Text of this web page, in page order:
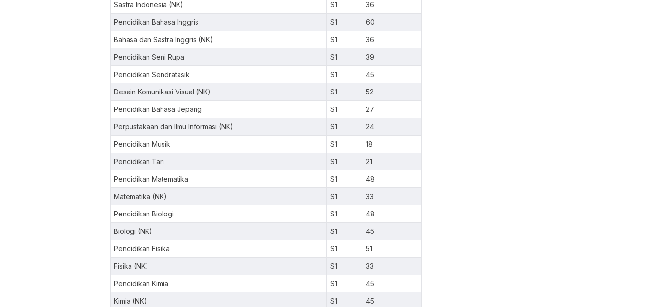
Sastra Indonesia (NK) S1 36
Pendidikan Bahasa Inggris S1 60
Bahasa dan Sastra Inggris (NK) S1 36
Pendidikan Seni Rupa S1 39
Pendidikan Sendratasik S1 45
Desain Komunikasi Visual (NK) S1 52
Pendidikan Bahasa Jepang S1 27
Perpustakaan dan Ilmu Informasi (NK) S1 24
Pendidikan Musik S1 18
Pendidikan Tari S1 21
Pendidikan Matematika S1 48
Matematika (NK) S1 33
Pendidikan Biologi S1 48
Biologi (NK) S1 45
Pendidikan Fisika S1 51
Fisika (NK) S1 33
Pendidikan Kimia S1 45
Kimia (NK) S1 45